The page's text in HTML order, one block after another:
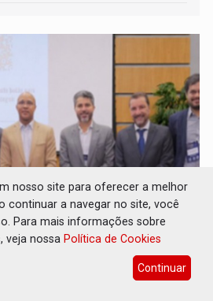
TCE reúne candidatos ao
diagnóstico sobre
nosso site para oferecer a melhor
continuar a navegar no site, você
Para mais informações sobre
veja nossa Política de Cookies
Continuar